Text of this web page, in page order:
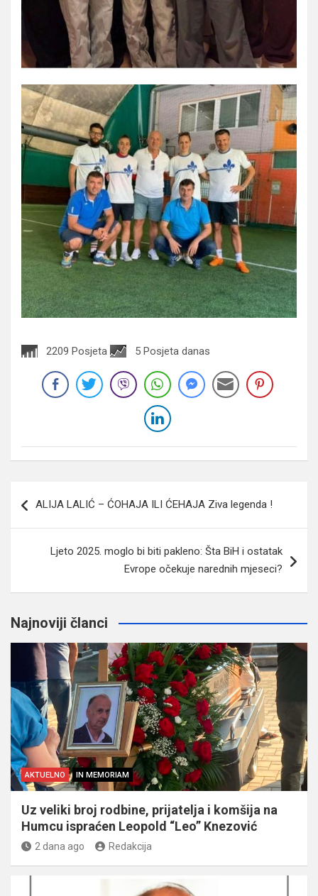
2209 Posjeta 5 Posjeta danas
članaka
ALIJA LALIĆ – ĆOHAJA ILI ĆEHAJA Ziva legenda !
Ljeto 2025. moglo bi biti pakleno: Šta BiH i ostatak
Evrope očekuje narednih mjeseci?
Najnoviji članci
AKTUELNO IN MEMORIAM
Uz veliki broj rodbine, prijatelja i komšija na
Humcu ispraćen Leopold “Leo” Knezović
2 dana ago Redakcija